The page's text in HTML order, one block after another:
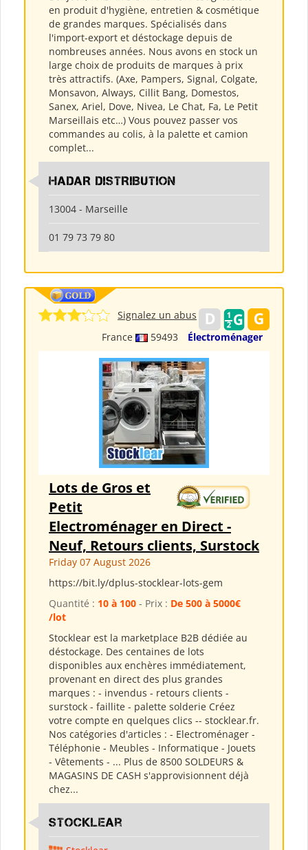
en produit d'hygiène, entretien & cosmétique
de grandes marques. Spécialisés dans
l'import-export et déstockage depuis de
nombreuses années. Nous avons en stock un
large choix de produits de marques à prix
très attractifs. (Axe, Pampers, Signal, Colgate,
Monsavon, Always, Cillit Bang, Domestos,
Sanex, Ariel, Dove, Nivea, Le Chat, Fa, Le Petit
Marseillais etc…) Vous pouvez passer vos
commandes au colis, à la palette et camion
complet...
HADAR DISTRIBUTION
13004 - Marseille
01 79 73 79 80
France 59493 Électroménager
Signalez un abus
Lots de Gros et
Petit
Electroménager en Direct -
Neuf, Retours clients, Surstock
Friday 07 August 2026
https://bit.ly/dplus-stocklear-lots-gem
Quantité : 10 à 100 - Prix : De 500 à 5000€
/lot
Stocklear est la marketplace B2B dédiée au
déstockage. Des centaines de lots
disponibles aux enchères immédiatement,
provenant en direct des plus grandes
marques : - invendus - retours clients -
surstock - faillite - palette solderie Créez
votre compte en quelques clics -- stocklear.fr.
Nos catégories d'articles : - Electroménager -
Téléphonie - Meubles - Informatique - Jouets
- Vêtements - ... Plus de 8500 SOLDEURS &
MAGASINS DE CASH s'approvisionnent déjà
chez...
Stocklear